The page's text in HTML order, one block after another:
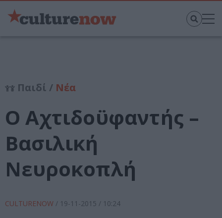
Παιδί / Νέα
Ο Αχτιδοϋφαντής –
Βασιλική
Νευροκοπλή
CULTURENOW / 19-11-2015 / 10:24